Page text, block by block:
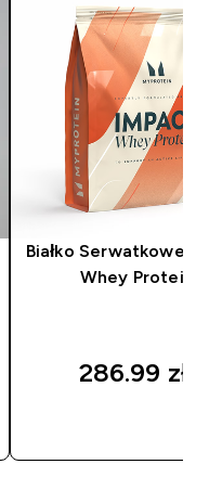
Białko Serwatkowe
Whey Protein)
286.99 zł‎